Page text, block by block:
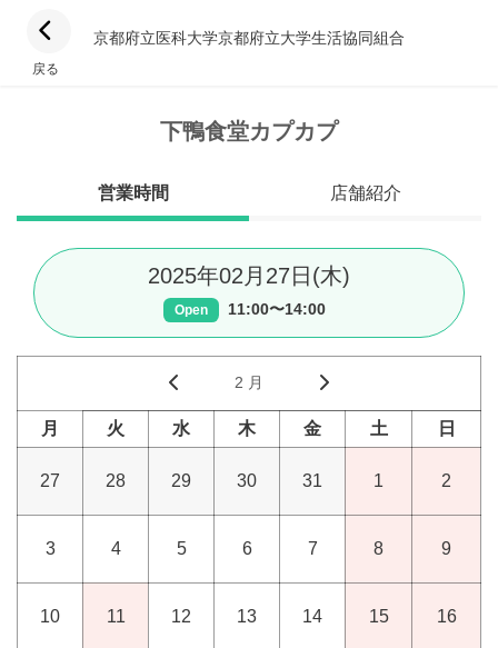
戻る
京都府立医科大学京都府立大学生活協同組合
下鴨食堂カプカプ
営業時間 店舗紹介
2025年02月27日(木)
Open 11:00〜14:00
2 月
月 火 水 木 金 土 日
27 28 29 30 31 1 2
3 4 5 6 7 8 9
10 11 12 13 14 15 16